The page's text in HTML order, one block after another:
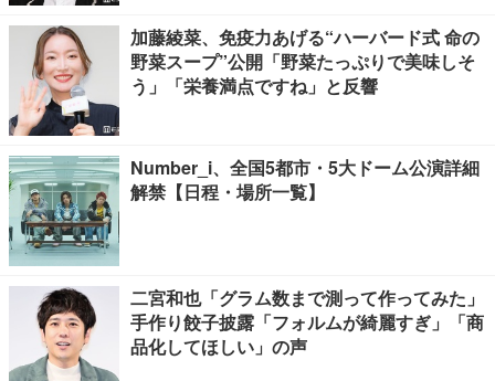
加藤綾菜、免疫力あげる“ハーバード式 命の
野菜スープ”公開「野菜たっぷりで美味しそ
う」「栄養満点ですね」と反響
Number_i、全国5都市・5大ドーム公演詳細
解禁【日程・場所一覧】
二宮和也「グラム数まで測って作ってみた」
手作り餃子披露「フォルムが綺麗すぎ」「商
品化してほしい」の声